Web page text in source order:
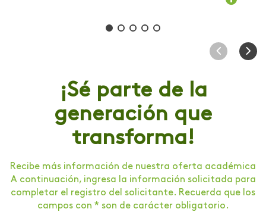
¡Sé parte de la
generación que
transforma!
Recibe más información de nuestra oferta académica
A continuación, ingresa la información solicitada para
completar el registro del solicitante. Recuerda que los
campos con * son de carácter obligatorio.